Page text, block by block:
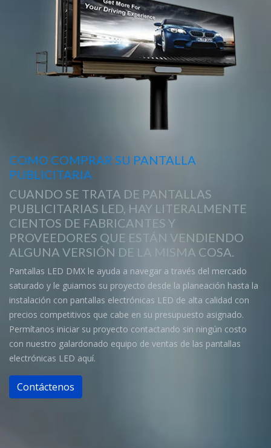
COMO COMPRAR SU PANTALLA
PUBLICITARIA
CUANDO SE TRATA DE PANTALLAS
PUBLICITARIAS LED, HAY LITERALMENTE
CIENTOS DE FABRICANTES Y
PROVEEDORES QUE ESTÁN VENDIENDO
ALGUNA VERSIÓN DE LA MISMA COSA.
Pantallas LED DMX le ayuda a navegar a través del mercado
saturado y le guiamos su proyecto desde la planeación hasta la
instalación con pantallas electrónicas LED de alta calidad con
precios competitivos que cabe en su presupuesto asignado.
Permítanos iniciar su proyecto contactando sin ningún costo
con nuestro galardonado equipo de ventas de las pantallas
electrónicas LED aquí.
Contáctenos